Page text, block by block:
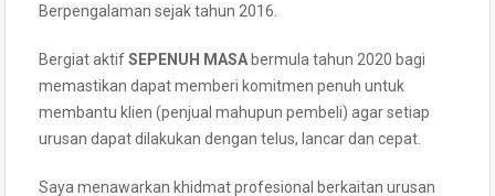
Berpengalaman sejak tahun 2016.
Bergiat aktifSEPENUH MASA bermula tahun 2020 bagi
memastikan dapat memberi komitmen penuh untuk
membantu klien (penjual mahupun pembeli) agar setiap
urusan dapat dilakukan dengan telus, lancar dan cepat.
Saya menawarkan khidmat profesional berkaitan urusan